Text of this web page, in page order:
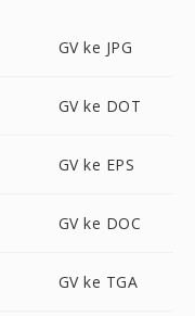
GV ke JPG
GV ke DOT
GV ke EPS
GV ke DOC
GV ke TGA